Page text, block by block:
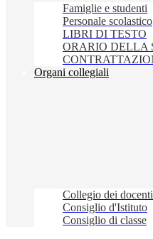
Famiglie e studenti
Personale scolastico
LIBRI DI TESTO
ORARIO DELLA
Organi collegiali
Collegio dei docenti
Consiglio d'Istituto
Consiglio di classe